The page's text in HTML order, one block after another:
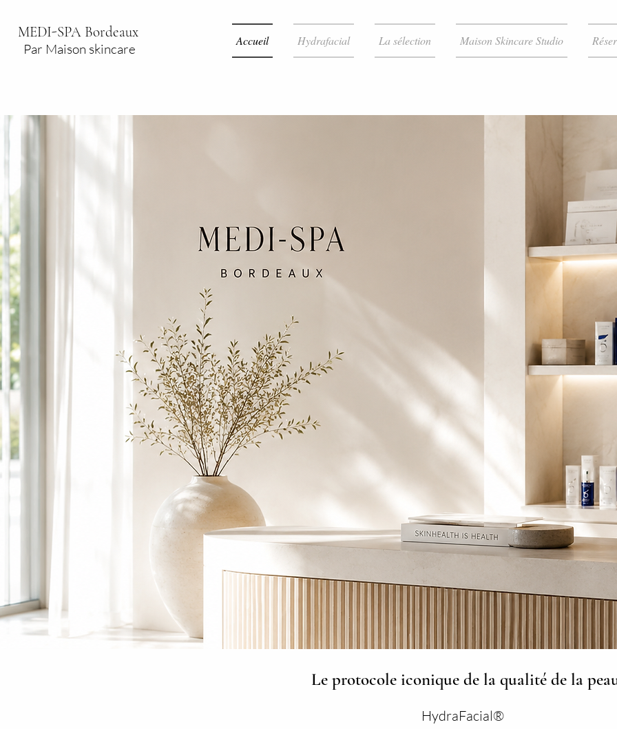
MEDI-SPA Bordeaux
Par Maison skincare
Accueil Hydrafacial La sélection Maison Skincare Studio
Le protocole iconique de la qualité de la
HydraFacial®